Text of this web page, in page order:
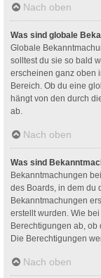
Nach oben
Was sind globale
Globale
solltest du sie so bald
erscheinen ganz oben
Bereich. Ob du eine
hängt von den durch
ab.
Nach oben
Was sind
Bekanntmachungen
des Boards, in dem du
Bekanntmachungen
erstellt wurden. Wie
Berechtigungen ab, ob
Die Berechtigungen
Nach oben